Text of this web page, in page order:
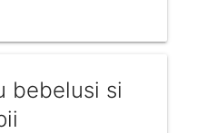
bebelusi si